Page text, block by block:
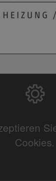
Cookies.